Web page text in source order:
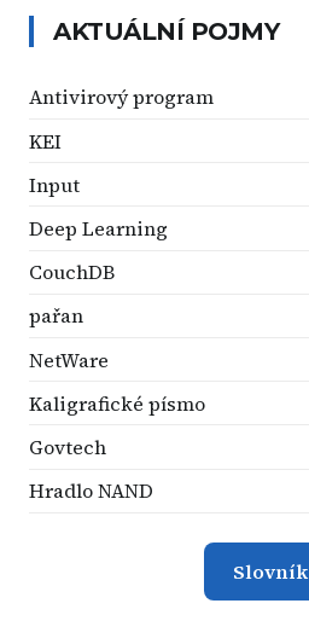
AKTUÁLNÍ POJMY
Antivirový program
KEI
Input
Deep Learning
CouchDB
pařan
NetWare
Kaligrafické písmo
Govtech
Hradlo NAND
Slovník